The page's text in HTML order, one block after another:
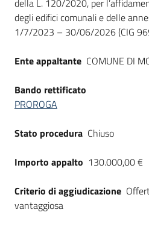
site
Seguici
della L. 120/2020, per
degli edifici comunali e delle
1/7/2023 – 30/06/2026 (CIG
Ente appaltante COMUNE DI
Bando rettificato
PROROGA
Stato procedura Chiuso
Importo appalto 130.000,00 €
Criterio di aggiudicazione
vantaggiosa